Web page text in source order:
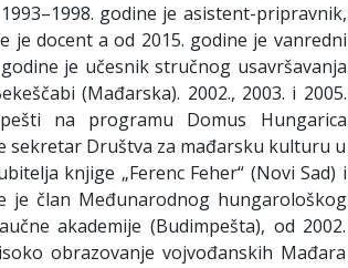
godine je asistent-pripravnik,
je docent a od 2015. godine je vanredni
je učesnik stručnog usavršavanja
(Mađarska). 2002., 2003. i 2005.
na programu Domus Hungarica
sekretar Društva za mađarsku kulturu u
knjige „Ferenc Feher“ (Novi Sad) i
je član Međunarodnog hungarološkog
akademije (Budimpešta), od 2002.
obrazovanje vojvođanskih Mađara